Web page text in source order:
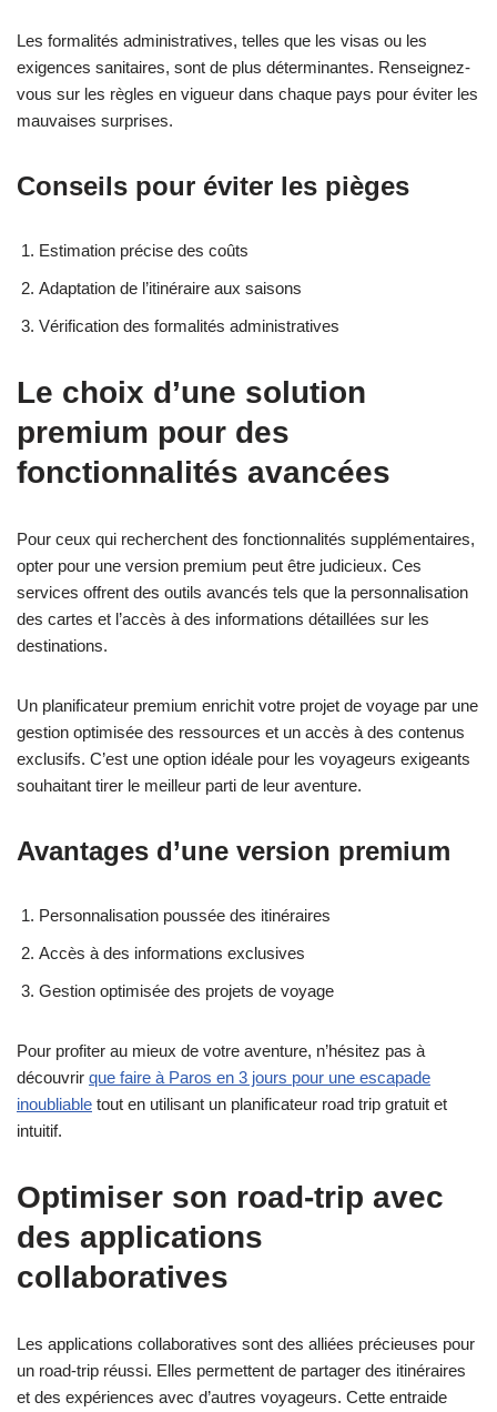
Les formalités administratives, telles que les visas ou les
exigences sanitaires, sont de plus déterminantes. Renseignez-
vous sur les règles en vigueur dans chaque pays pour éviter les
mauvaises surprises.
Conseils pour éviter les pièges
Estimation précise des coûts
Adaptation de l’itinéraire aux saisons
Vérification des formalités administratives
Le choix d’une solution
premium pour des
fonctionnalités avancées
Pour ceux qui recherchent des fonctionnalités supplémentaires,
opter pour une version premium peut être judicieux. Ces
services offrent des outils avancés tels que la personnalisation
des cartes et l’accès à des informations détaillées sur les
destinations.
Un planificateur premium enrichit votre projet de voyage par une
gestion optimisée des ressources et un accès à des contenus
exclusifs. C’est une option idéale pour les voyageurs exigeants
souhaitant tirer le meilleur parti de leur aventure.
Avantages d’une version premium
Personnalisation poussée des itinéraires
Accès à des informations exclusives
Gestion optimisée des projets de voyage
Pour profiter au mieux de votre aventure, n’hésitez pas à
découvrir que faire à Paros en 3 jours pour une escapade
inoubliable tout en utilisant un planificateur road trip gratuit et
intuitif.
Optimiser son road-trip avec
des applications
collaboratives
Les applications collaboratives sont des alliées précieuses pour
un road-trip réussi. Elles permettent de partager des itinéraires
et des expériences avec d’autres voyageurs. Cette entraide